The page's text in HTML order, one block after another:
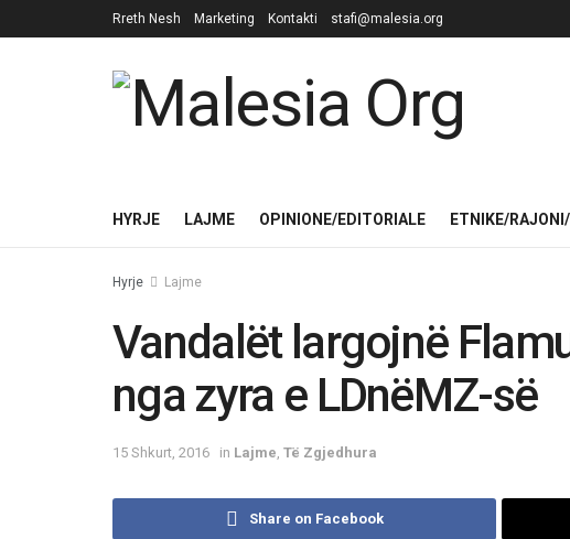
Rreth Nesh Marketing Kontakti stafi@malesia.org
HYRJE LAJME OPINIONE/EDITORIALE ETNIKE/
Hyrje Lajme
Vandalët largojnë
nga zyra e LDnëMZ-së
15 Shkurt, 2016 in Lajme Të Zgjedhura
Share on Facebook